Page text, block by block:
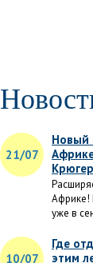
21/07
Новый
Африке!
уже в
10/07
Где
этим